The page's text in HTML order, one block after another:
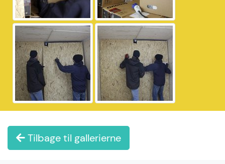
Tilbage til gallerierne